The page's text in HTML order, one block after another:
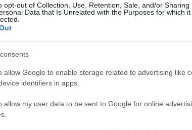
opt-out of Collection, Use, Retention, Sale, and/or Sharing
Data that Is Unrelated with the Purposes for which it
allow Google to enable storage related to advertising like
identifiers in apps.
allow my user data to be sent to Google for online
serial killer εξαπλώνεται, απειλώντας ακόμα και τους πιο
δεν έχουν επουλωθεί.
σοκ από το φιάσκο του γάμου της Βασιλικής και το νέο
παλεύει με τα χτυπήματα της προδοσίας από τον Τζον και
δεν σταματά να διεκδικεί χώρο. Ένας νέος μεγάλος
αποδεικνύοντας πως ακόμη και στο πιο σκληρό χώμα, η